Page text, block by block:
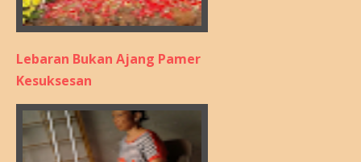
Lebaran Bukan Ajang Pamer
Kesuksesan